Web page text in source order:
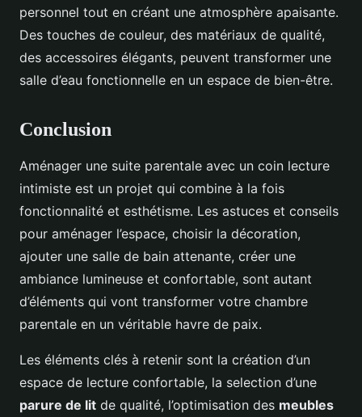
personnel tout en créant une atmosphère apaisante.
Des touches de couleur, des matériaux de qualité,
des accessoires élégants, peuvent transformer une
salle d’eau fonctionnelle en un espace de bien-être.
Conclusion
Aménager une suite parentale avec un coin lecture
intimiste est un projet qui combine à la fois
fonctionnalité et esthétisme. Les astuces et conseils
pour aménager l’espace, choisir la décoration,
ajouter une salle de bain attenante, créer une
ambiance lumineuse et confortable, sont autant
d’éléments qui vont transformer votre chambre
parentale en un véritable havre de paix.
Les éléments clés à retenir sont la création d’un
espace de lecture confortable, la selection d’une
parure de lit de qualité, l’optimisation des meubles